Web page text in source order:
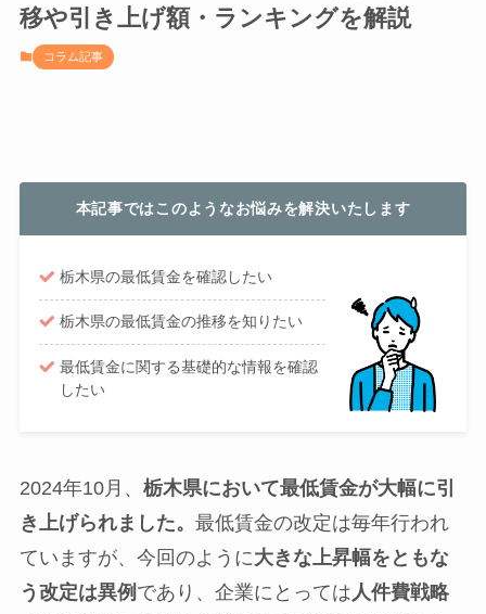
移や引き上げ額・ランキングを解説
コラム記事
本記事ではこのようなお悩みを解決いたします
栃木県の最低賃金を確認したい
栃木県の最低賃金の推移を知りたい
最低賃金に関する基礎的な情報を確認
したい
2024年10月、 栃木県において最低賃金が大幅に引
き上げられました。 最低賃金の改定は毎年行われ
ていますが、今回のように大きな上昇幅をともな
う改定は異例 であり、企業にとっては 人件費戦略